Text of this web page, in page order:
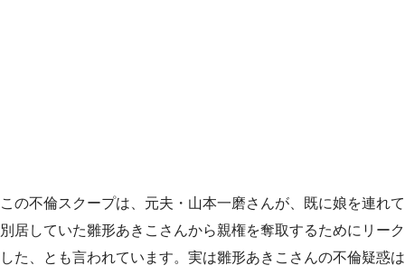
この不倫スクープは、元夫・山本一磨さんが、既に娘を連れて
別居していた雛形あきこさんから親権を奪取するためにリーク
した、とも言われています。実は雛形あきこさんの不倫疑惑は